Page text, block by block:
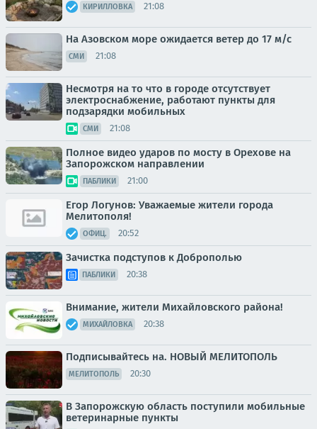
КИРИЛЛОВКА 21:08
На Азовском море ожидается ветер до 17 м/с
СМИ 21:08
Несмотря на то что в городе отсутствует
электроснабжение, работают пункты для
подзарядки мобильных
СМИ 21:08
Полное видео ударов по мосту в Орехове на
Запорожском направлении
ПАБЛИКИ 21:00
Егор Логунов: Уважаемые жители города
Мелитополя!
ОФИЦ. 20:52
Зачистка подступов к Доброполью
ПАБЛИКИ 20:38
Внимание, жители Михайловского района!
МИХАЙЛОВКА 20:38
Подписывайтесь на. НОВЫЙ МЕЛИТОПОЛЬ
МЕЛИТОПОЛЬ 20:30
В Запорожскую область поступили мобильные
ветеринарные пункты